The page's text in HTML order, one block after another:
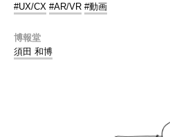
#UX/CX #AR/VR #動画
博報堂
須田 和博